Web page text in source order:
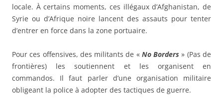
locale. À certains moments, ces illégaux d’Afghanistan, de
Syrie ou d’Afrique noire lancent des assauts pour tenter
d’entrer en force dans la zone portuaire.
Pour ces offensives, des militants de « No Borders » (Pas de
frontières) les soutiennent et les organisent en
commandos. Il faut parler d’une organisation militaire
obligeant la police à adopter des tactiques de guerre.